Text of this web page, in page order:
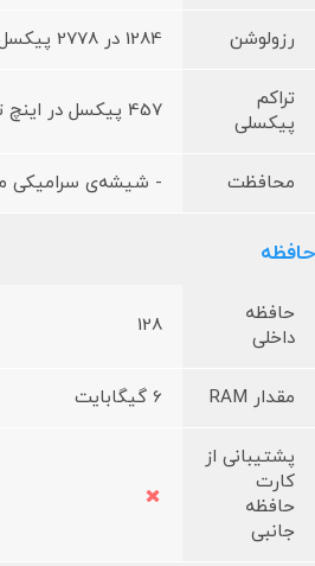
رزولوشن 1284 در 2778 پیکسل
تراکم
پیکسلی
457 پیکسل در اینچ تراکم پیکسلی
محافظت - شیشه‌ی سرامیکی
حافظه
حافظه
داخلی
128
مقدار RAM 6 گیگابایت
پشتیبانی از
کارت
حافظه
جانبی